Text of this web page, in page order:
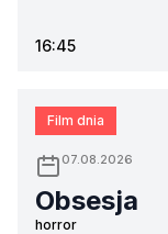
16:45
Film dnia
07.08.2026
Obsesja
horror